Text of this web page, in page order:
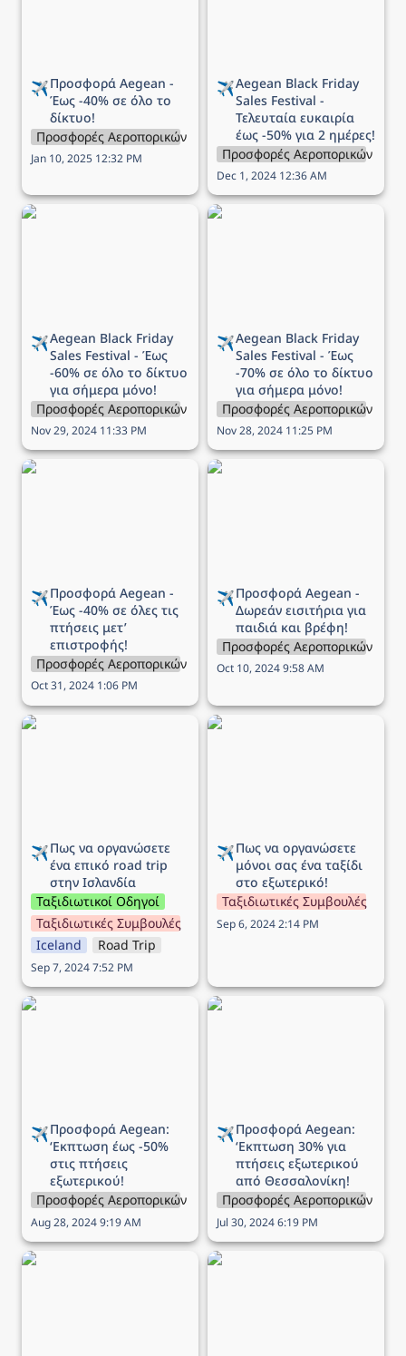
✈️
Έως -40% σε όλο το
δίκτυο!
Προσφορές Αεροπορικών Εταιρειών
Jan 10, 2025 12:32 PM
✈️Aegean Black Friday
Sales Festival -
Τελευταία ευκαιρία
έως -50% για 2 ημέρες!
Προσφορές Αεροπορικών
Dec 1, 2024 12:36 AM
Aegean Black Friday Sales
✈️Aegean Black Friday
Sales Festival - Έως
-60% σε όλο το δίκτυο
για σήμερα μόνο!
Προσφορές Αεροπορικών Εταιρειών
Nov 29, 2024 11:33 PM
Aegean Black Friday Sales
✈️Aegean Black Friday
Sales Festival - Έως
-70% σε όλο το δίκτυο
για σήμερα μόνο!
Προσφορές Αεροπορικών
Nov 28, 2024 11:25 PM
Προσφορά Aegean - Έως
✈️
Έως -40% σε όλες τις
πτήσεις μετ’
επιστροφής!
Προσφορές Αεροπορικών Εταιρειών
Oct 31, 2024 1:06 PM
Προσφορά Aegean -
✈️
Δωρεάν εισιτήρια για
παιδιά και βρέφη!
Προσφορές Αεροπορικών
Oct 10, 2024 9:58 AM
Πως να οργανώσετε ένα
✈️Πως να οργανώσετε
ένα επικό road trip
στην Ισλανδία
Ταξιδιωτικοί Οδηγοί
Ταξιδιωτικές Συμβουλές
Iceland
Road Trip
Sep 7, 2024 7:52 PM
Πως να οργανώσετε
✈️Πως να οργανώσετε
μόνοι σας ένα ταξίδι
στο εξωτερικό!
Ταξιδιωτικές Συμβουλές
Sep 6, 2024 2:14 PM
Προσφορά Aegean:
✈️Προσφορά Aegean:
‘Εκπτωση έως -50%
στις πτήσεις
εξωτερικού!
Προσφορές Αεροπορικών Εταιρειών
Aug 28, 2024 9:19 AM
Προσφορά Aegean:
✈️Προσφορά Aegean:
‘Εκπτωση 30% για
πτήσεις εξωτερικού
από Θεσσαλονίκη!
Προσφορές Αεροπορικών
Jul 30, 2024 6:19 PM
Προσφορά Aegean:
Προσφορά Aegean: Έως